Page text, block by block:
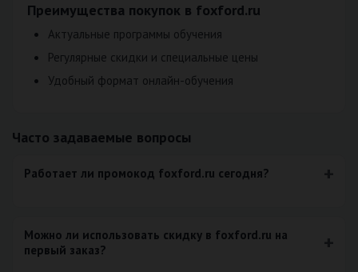
Преимущества покупок в foxford.ru
Актуальные программы обучения
Регулярные скидки и специальные цены
Удобный формат онлайн-обучения
Часто задаваемые вопросы
Работает ли промокод foxford.ru сегодня?
Можно ли использовать скидку в foxford.ru на
первый заказ?